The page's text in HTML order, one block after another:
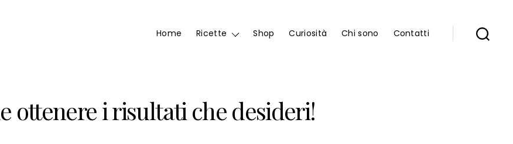
Home Ricette Shop Curiosità Chi sono Contatti
ottenere i risultati che desideri!